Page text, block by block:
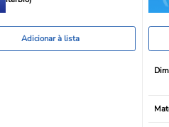
Adicionar à lista